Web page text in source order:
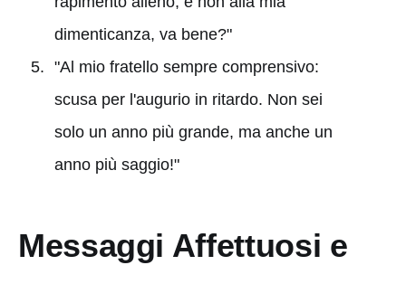
dimenticanza, va bene?"
"Al mio fratello sempre comprensivo:
scusa per l'augurio in ritardo. Non sei
solo un anno più grande, ma anche un
anno più saggio!"
Messaggi Affettuosi e